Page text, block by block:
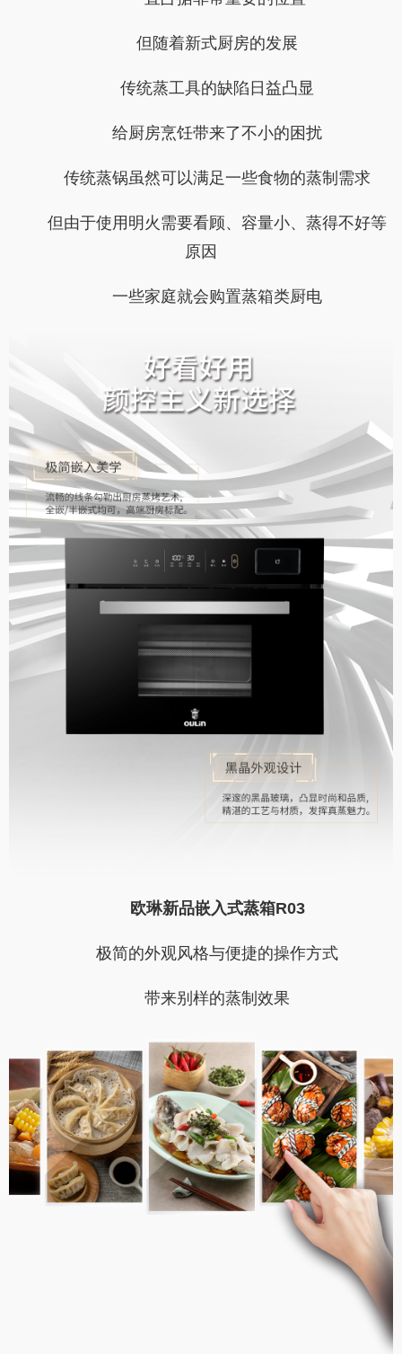
但随着新式厨房的发展
传统蒸工具的缺陷日益凸显
给厨房烹饪带来了不小的困扰
传统蒸锅虽然可以满足一些食物的蒸制需求
但由于使用明火需要看顾、容量小、蒸得不好等
原因
一些家庭就会购置蒸箱类厨电
欧琳新品嵌入式蒸箱R03
极简的外观风格与便捷的操作方式
带来别样的蒸制效果